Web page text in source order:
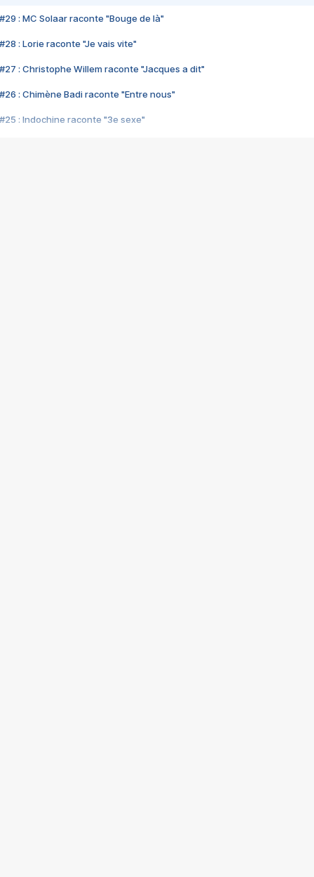
#29 : MC Solaar raconte "Bouge de là"
#28 : Lorie raconte "Je vais vite"
#27 : Christophe Willem raconte "Jacques a dit"
#26 : Chimène Badi raconte "Entre nous"
#25 : Indochine raconte "3e sexe"